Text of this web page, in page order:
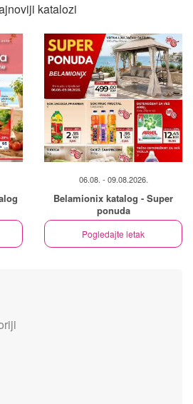
katalozi
06.08. - 09.08.2026.
Belamionix katalog - Super
ponuda
Pogledajte letak